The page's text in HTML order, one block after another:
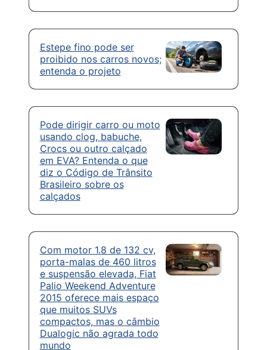
Estepe fino pode ser
proibido nos carros novos;
entenda o projeto
Pode dirigir carro ou moto
usando clog, babuche,
Crocs ou outro calçado
em EVA? Entenda o que
diz o Código de Trânsito
Brasileiro sobre os
calçados
Com motor 1.8 de 132 cv,
porta-malas de 460 litros
e suspensão elevada, Fiat
Palio Weekend Adventure
2015 oferece mais espaço
que muitos SUVs
compactos, mas o câmbio
Dualogic não agrada todo
mundo